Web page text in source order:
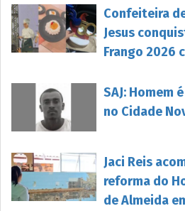
Confeiteira
Jesus
Frango 2026
SAJ: Homem
no Cidade
Jaci Reis
reforma do
de Almeida